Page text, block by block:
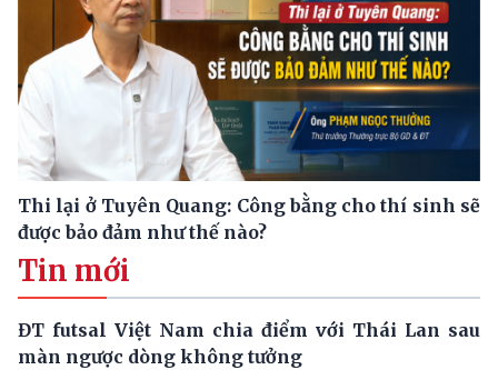
Thi lại ở Tuyên Quang: Công bằng cho thí sinh sẽ
được bảo đảm như thế nào?
Tin mới
ĐT futsal Việt Nam chia điểm với Thái Lan sau
màn ngược dòng không tưởng